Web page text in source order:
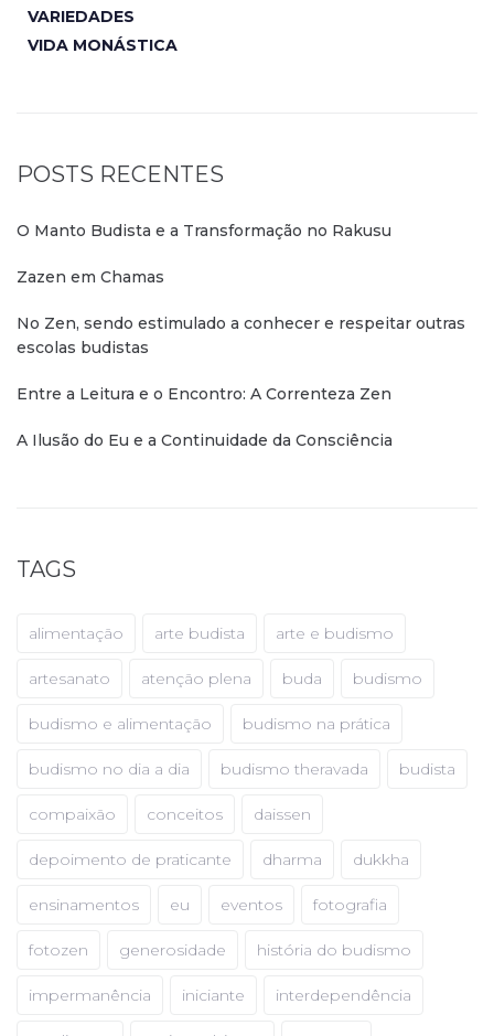
VARIEDADES
VIDA MONÁSTICA
POSTS RECENTES
O Manto Budista e a Transformação no Rakusu
Zazen em Chamas
No Zen, sendo estimulado a conhecer e respeitar outras
escolas budistas
Entre a Leitura e o Encontro: A Correnteza Zen
A Ilusão do Eu e a Continuidade da Consciência
TAGS
alimentação arte budista arte e budismo
artesanato atenção plena buda budismo
budismo e alimentação budismo na prática
budismo no dia a dia budismo theravada budista
compaixão conceitos daissen
depoimento de praticante dharma dukkha
ensinamentos eu eventos fotografia
fotozen generosidade história do budismo
impermanência iniciante interdependência